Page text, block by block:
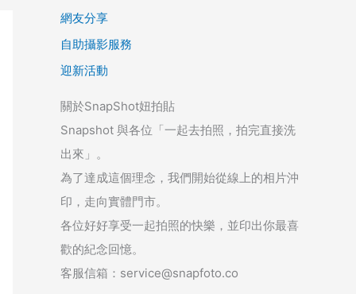
網友分享
自助攝影服務
迎新活動
關於SnapShot妞拍貼
Snapshot 與各位「一起去拍照，拍完直接洗
出來」。
為了達成這個理念，我們開始從線上的相片沖
印，走向實體門市。
各位好好享受一起拍照的快樂，並印出你最喜
歡的紀念回憶。
客服信箱：service@snapfoto.co